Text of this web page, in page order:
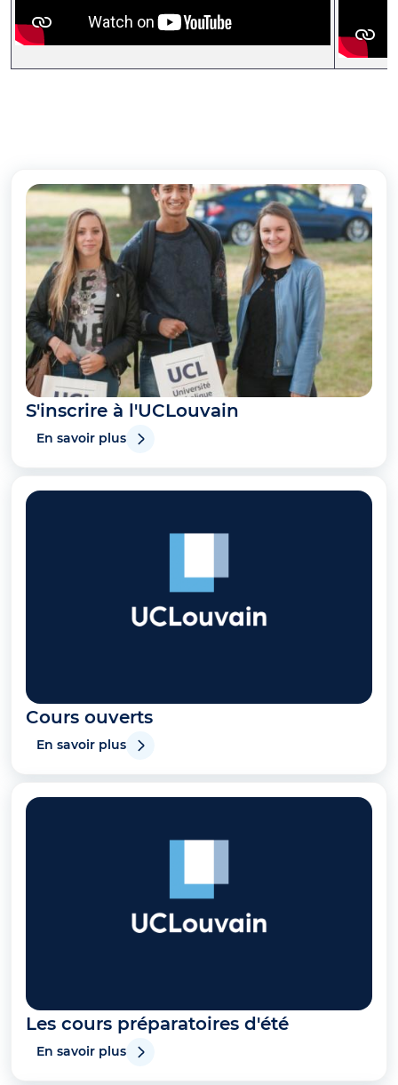
S'inscrire à l'UCLouvain
En savoir plus
Cours ouverts
En savoir plus
Les cours préparatoires d'été
En savoir plus